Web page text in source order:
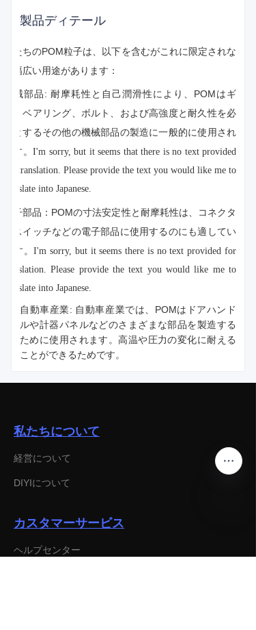
製品ディテール
私たちのPOM粒子は、以下を含むがこれに限定されな
い幅広い用途があります：
機械部品: 耐摩耗性と自己潤滑性により、POMはギ
ア、ベアリング、ボルト、および高強度と耐久性を必
要とするその他の機械部品の製造に一般的に使用され
ます。I'm sorry, but it seems that there is no text provided
for translation. Please provide the text you would like me to
translate into Japanese.
電子部品：POMの寸法安定性と耐摩耗性は、コネクタ
やスイッチなどの電子部品に使用するのにも適してい
ます。I'm sorry, but it seems there is no text provided for
translation. Please provide the text you would like me to
translate into Japanese.
自動車産業: 自動車産業では、POMはドアハンド
ルや計器パネルなどのさまざまな部品を製造する
ために使用されます。高温や圧力の変化に耐える
ことができるためです。
私たちについて
経営について
DIYIについて
カスタマーサービス
ヘルプセンター
JP